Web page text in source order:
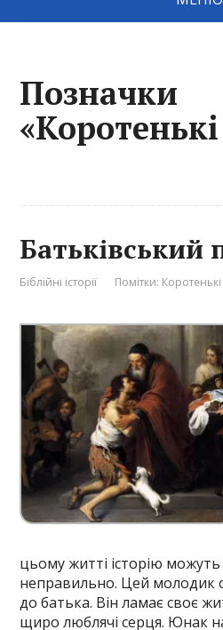
Позначки
Батьківський
Біблійні історії Помітки:
цьому житті історію
неправильно. Цей молодик
до батька. Він ламає своє
щиро люблячі серця. Юнак